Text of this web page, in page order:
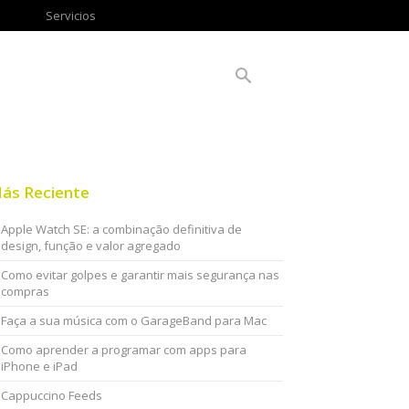
Servicios
Reciente
Apple Watch SE: a combinação definitiva de
design, função e valor agregado
Como evitar golpes e garantir mais segurança nas
compras
Faça a sua música com o GarageBand para Mac
Como aprender a programar com apps para
iPhone e iPad
Cappuccino Feeds